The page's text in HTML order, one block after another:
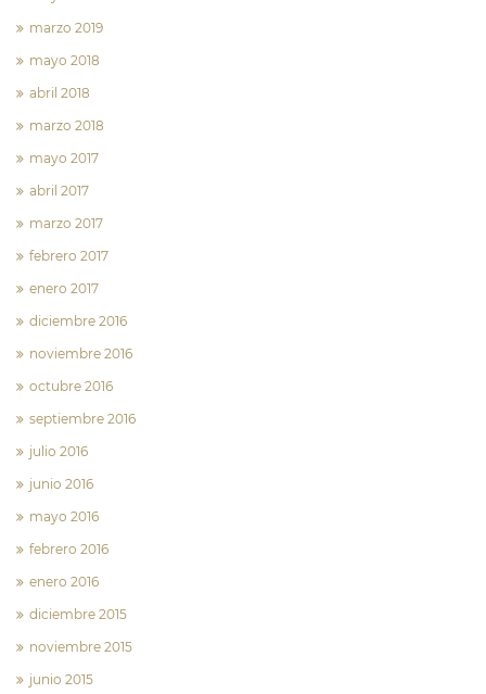
marzo 2019
mayo 2018
abril 2018
marzo 2018
mayo 2017
abril 2017
marzo 2017
febrero 2017
enero 2017
diciembre 2016
noviembre 2016
octubre 2016
septiembre 2016
julio 2016
junio 2016
mayo 2016
febrero 2016
enero 2016
diciembre 2015
noviembre 2015
junio 2015